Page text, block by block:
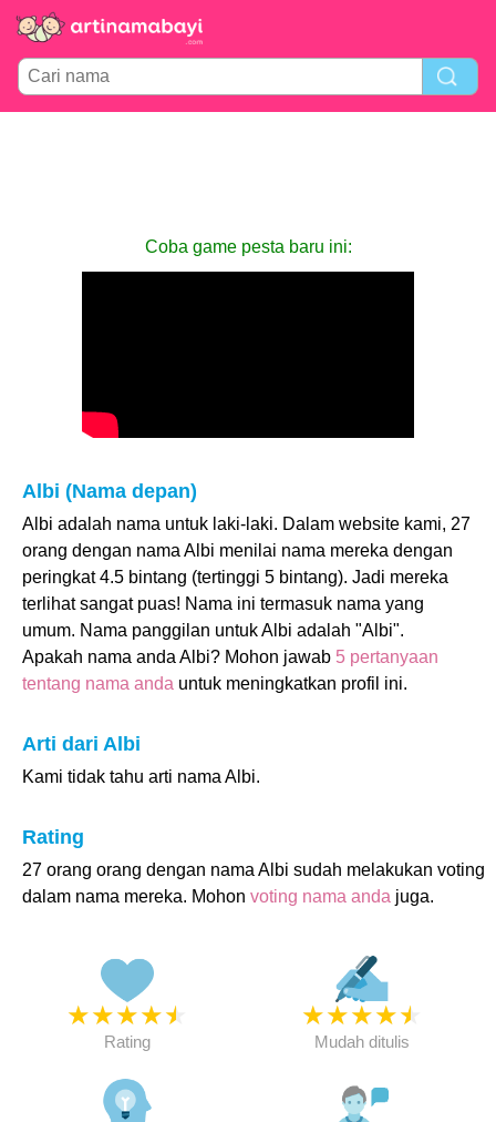
Coba game pesta baru ini:
Albi (Nama depan)
Albi adalah nama untuk laki-laki. Dalam website kami, 27
orang dengan nama Albi menilai nama mereka dengan
peringkat 4.5 bintang (tertinggi 5 bintang). Jadi mereka
terlihat sangat puas! Nama ini termasuk nama yang
umum. Nama panggilan untuk Albi adalah "Albi".
Apakah nama anda Albi? Mohon jawab 5 pertanyaan
tentang nama anda untuk meningkatkan profil ini.
Arti dari Albi
Kami tidak tahu arti nama Albi.
Rating
27 orang orang dengan nama Albi sudah melakukan voting
dalam nama mereka. Mohon voting nama anda juga.
★★★★★
Rating
★★★★★
Mudah ditulis